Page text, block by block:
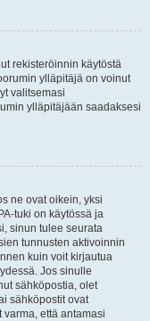
rekisteröinnin käytöstä
ylläpitäjä on voinut
valitsemasi
ylläpitäjään saadaksesi
ne ovat oikein, yksi
tuki on käytössä ja
sinun tulee seurata
tunnusten aktivoinnin
kuin voit kirjautua
Jos sinulle
sähköpostia, olet
sähköpostit ovat
että antamasi